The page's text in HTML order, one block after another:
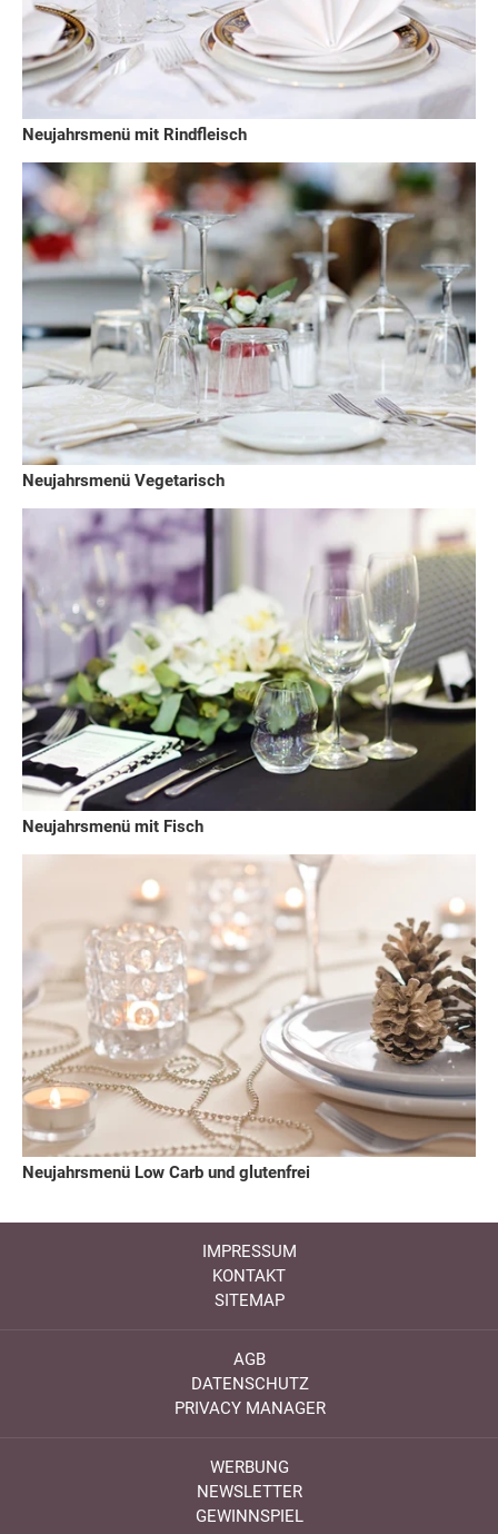
Neujahrsmenü mit Rindfleisch
Neujahrsmenü Vegetarisch
Neujahrsmenü mit Fisch
Neujahrsmenü Low Carb und glutenfrei
IMPRESSUM
KONTAKT
SITEMAP
AGB
DATENSCHUTZ
PRIVACY MANAGER
WERBUNG
NEWSLETTER
GEWINNSPIEL